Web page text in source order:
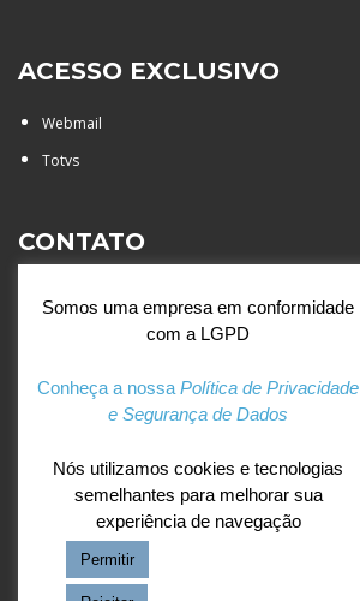
ACESSO EXCLUSIVO
Webmail
Totvs
CONTATO
Santa Catarina - São José do
Rio Preto (SP)
+55 (17) 3354 7000
agostiniano@csj.g12.br
REDES SOCIAIS
Facebook
Somos uma empresa em conformidade
com a LGPD
Conheça a nossa Política de Privacidade
e Segurança de Dados
Nós utilizamos cookies e tecnologias
semelhantes para melhorar sua
experiência de navegação
Permitir